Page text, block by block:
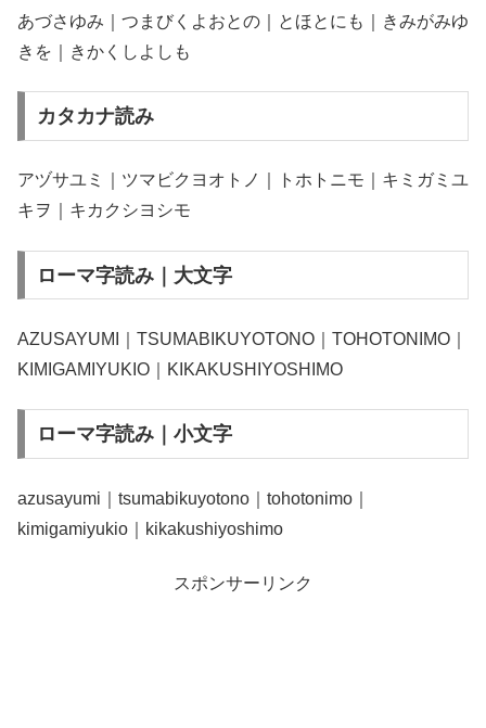
あづさゆみ｜つまびくよおとの｜とほとにも｜きみがみゆ
きを｜きかくしよしも
カタカナ読み
アヅサユミ｜ツマビクヨオトノ｜トホトニモ｜キミガミユ
キヲ｜キカクシヨシモ
ローマ字読み｜大文字
AZUSAYUMI｜TSUMABIKUYOTONO｜TOHOTONIMO｜
KIMIGAMIYUKIO｜KIKAKUSHIYOSHIMO
ローマ字読み｜小文字
azusayumi｜tsumabikuyotono｜tohotonimo｜
kimigamiyukio｜kikakushiyoshimo
スポンサーリンク